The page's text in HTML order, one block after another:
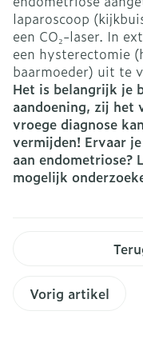
laparoscoop
een CO₂-laser. In
een hysterectomie
baarmoeder) uit te
Het is belangrijk je
aandoening, zij het
vroege diagnose
vermijden! Ervaar
aan endometriose?
mogelijk
Vorig artikel